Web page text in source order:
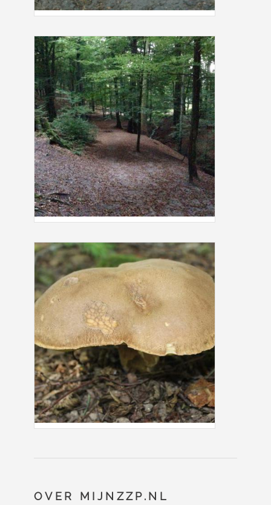
OVER MIJNZZP.NL